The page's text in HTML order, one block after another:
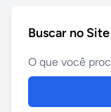
Buscar no Site